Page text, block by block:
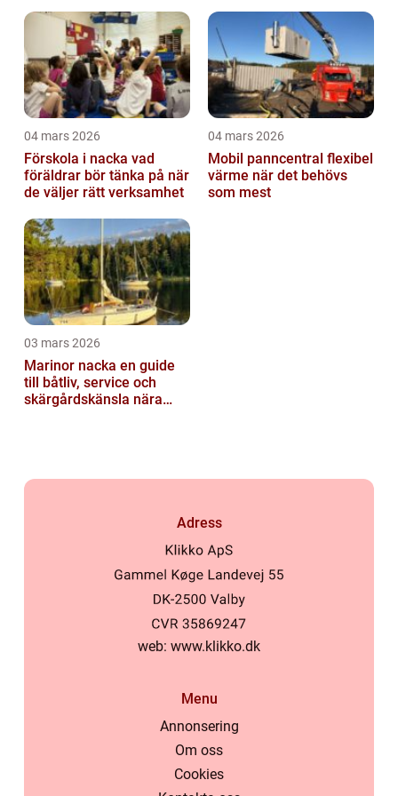
04 mars 2026
Förskola i nacka vad
föräldrar bör tänka på när
de väljer rätt verksamhet
04 mars 2026
Mobil panncentral flexibel
värme när det behövs
som mest
03 mars 2026
Marinor nacka en guide
till båtliv, service och
skärgårdskänsla nära
Adress
web: www.klikko.dk
Menu
Annonsering
Om oss
Cookies